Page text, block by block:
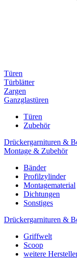
Türen
Türblätter
Zargen
Ganzglastüren
Türen
Zubehör
Drückergarnituren &
Montage & Zubehör
Bänder
Profilzylinder
Montagematerial
Dichtungen
Sonstiges
Drückergarnituren &
Griffwelt
Scoop
weitere